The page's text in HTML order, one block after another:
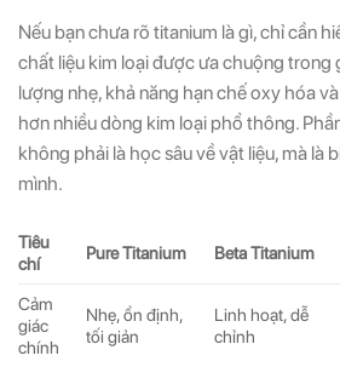
Nếu bạn chưa rõ titanium là gì, chỉ cần
chất liệu kim loại được ưa chuộng trong
lượng nhẹ, khả năng hạn chế oxy hóa
hơn nhiều dòng kim loại phổ thông.
không phải là học sâu về vật liệu, mà là
mình.
Tiêu
chí
Pure Titanium Beta Titanium
Cảm
giác
chính
Nhẹ, ổn định,
tối giản
Linh hoạt, dễ
chỉnh